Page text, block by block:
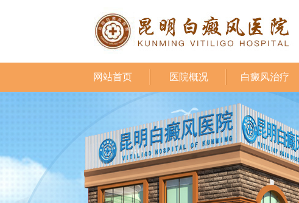
网站首页 医院概况 白癜风治疗